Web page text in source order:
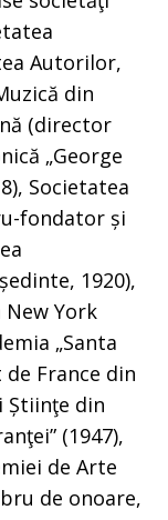
Autorilor,
din
(director
„George
Societatea
fondator și
1920),
York
„Santa
de France din
Știinţe din
(1947),
de Arte
de onoare,